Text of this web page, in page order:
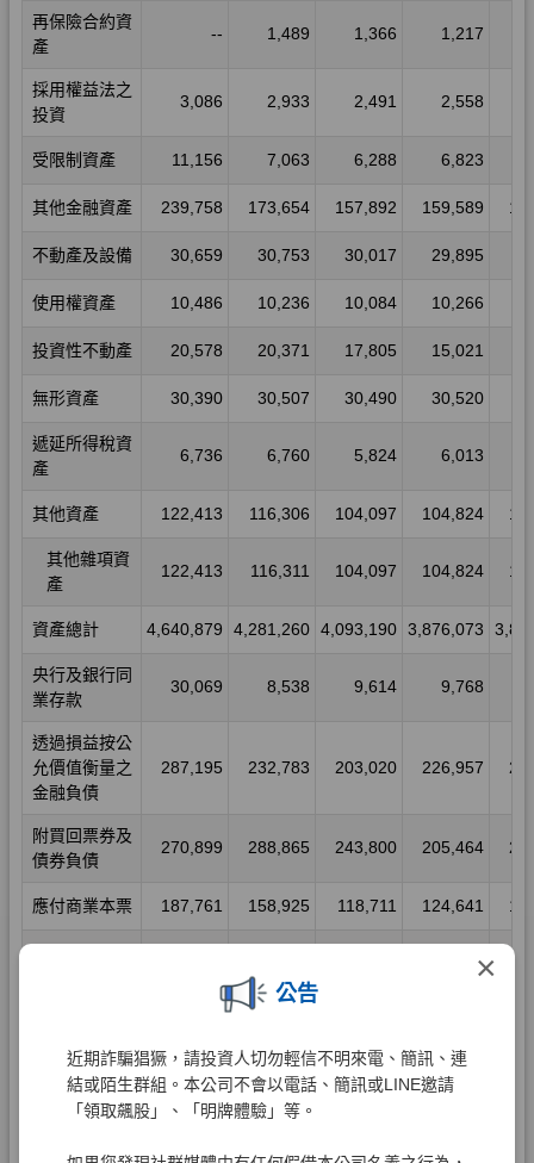
×
公告
近期詐騙猖獗，請投資人切勿輕信不明來電、簡訊、連
結或陌生群組。本公司不會以電話、簡訊或LINE邀請
「領取飆股」、「明牌體驗」等。